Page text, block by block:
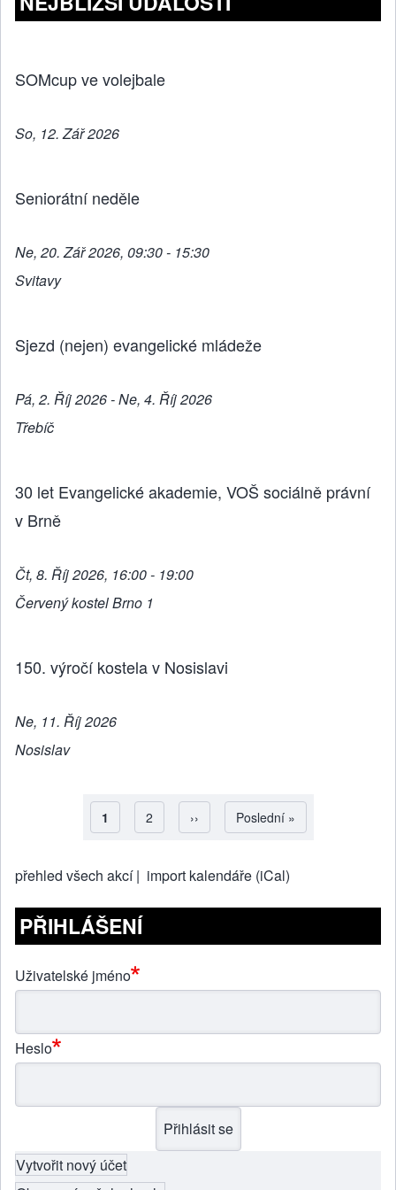
o
k
g
SOMcup ve volejbale
So, 12. Zář 2026
Seniorátní neděle
Ne, 20. Zář 2026, 09:30 - 15:30
Svitavy
Sjezd (nejen) evangelické mládeže
Pá, 2. Říj 2026 - Ne, 4. Říj 2026
Třebíč
30 let Evangelické akademie, VOŠ sociálně právní
v Brně
Čt, 8. Říj 2026, 16:00 - 19:00
Červený kostel Brno 1
150. výročí kostela v Nosislavi
Ne, 11. Říj 2026
Nosislav
Pagination
Aktuální stránka
1 Strana
2 Následující stránka
›› Poslední stránka
Poslední »
přehled všech akcí | import kalendáře (iCal)
PŘIHLÁŠENÍ
Uživatelské jméno
Heslo
Vytvořit nový účet